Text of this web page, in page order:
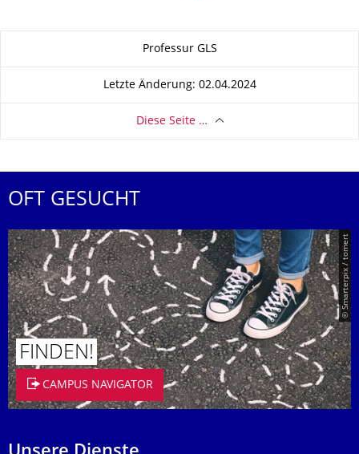
Professur GLS
Letzte Änderung: 02.04.2024
Diese Seite …
OFT GESUCHT
© Smarterpix / tomert
FINDEN!
CAMPUS NAVIGATOR